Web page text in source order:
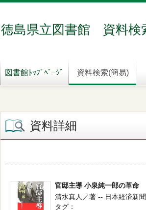
徳島県立図書館 資料検
図書館ﾄｯﾌﾟﾍﾟｰｼﾞ 資料検索(簡易)
資料詳細
官邸主導 小泉純一郎の革命
清水真人／著 -- 日本経済新
タグ